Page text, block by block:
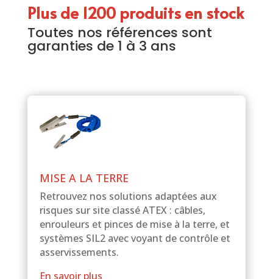
Plus de 1200 produits en stock
Toutes nos références sont
garanties de 1 à 3 ans
MISE A LA TERRE
Retrouvez nos solutions adaptées aux
risques sur site classé ATEX : câbles,
enrouleurs et pinces de mise à la terre, et
systèmes SIL2 avec voyant de contrôle et
asservissements.
En savoir plus